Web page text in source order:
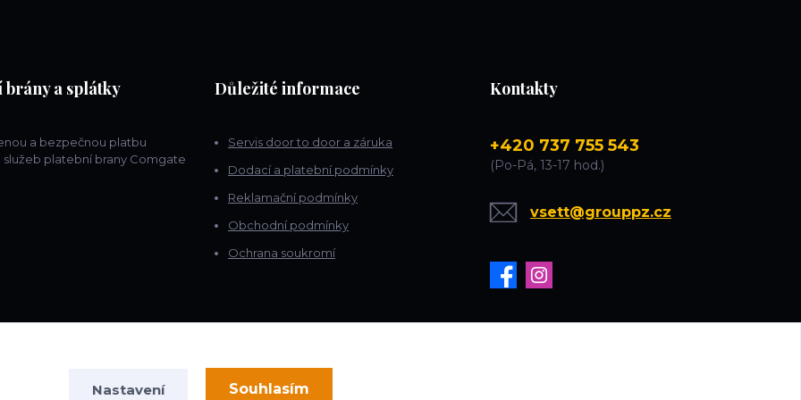
brány a splátky
a bezpečnou platbu
služeb platební brany Comgate
Důležité informace
Servis door to door a záruka
Dodací a platební podmínky
Reklamační podmínky
Obchodní podmínky
Ochrana soukromí
Kontakty
+420 737 755 543
(Po-Pá, 13-17 hod.)
vsett@grouppz.cz
Nastavení Souhlasím